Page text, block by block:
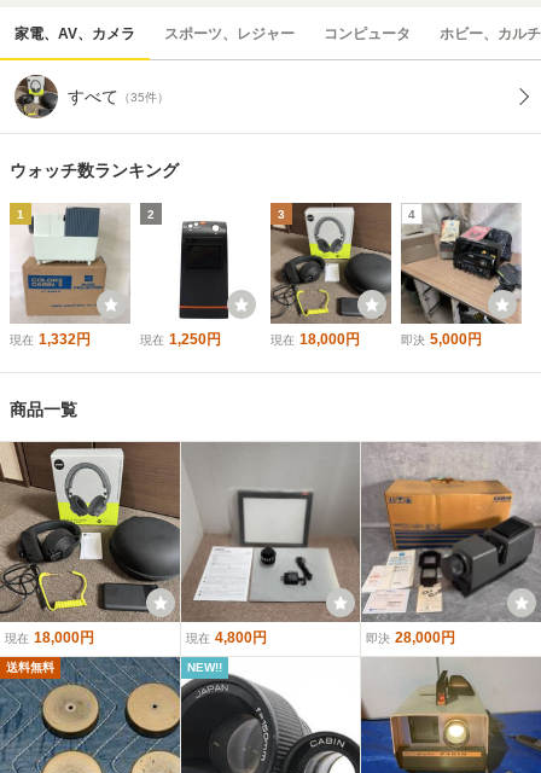
家電、AV、カメラ スポーツ、レジャー コンピュータ ホビー、カル
すべて （35件）
ウォッチ数ランキング
1
現在 1,332円
2
現在 1,250円
3
現在 18,000円
4
即決 5,000円
商品一覧
現在 18,000円 現在 4,800円 即決 28,000円
送料無料 NEW!!